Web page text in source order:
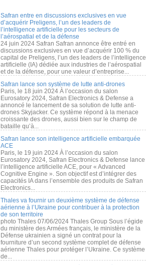
Safran entre en discussions exclusives en vue
d’acquérir Preligens, l’un des leaders de
l’intelligence artificielle pour les secteurs de
l’aérospatial et de la défense
24 juin 2024 Safran Safran annonce être entré en
discussions exclusives en vue d’acquérir 100 % du
capital de Preligens, l’un des leaders de l’intelligence
artificielle (IA) dédiée aux industries de l’aérospatial
et de la défense, pour une valeur d’entreprise...
Safran lance son système de lutte anti-drones
Paris, le 18 juin 2024 À l’occasion du salon
Eurosatory 2024, Safran Electronics & Defense a
annoncé le lancement de sa solution de lutte anti-
drones Skyjacker. Ce système répond à la menace
croissante des drones, aussi bien sur le champ de
bataille qu’à...
Safran lance son intelligence artificielle embarquée
ACE
Paris, le 19 juin 2024 À l’occasion du salon
Eurosatory 2024, Safran Electronics & Defense lance
l’intelligence artificielle ACE, pour « Advanced
Cognitive Engine ». Son objectif est d’intégrer des
capacités IA dans l’ensemble des produits de Safran
Electronics...
Thales va fournir un deuxième système de défense
aérienne à l’Ukraine pour contribuer à la protection
de son territoire
photo Thales 07/06/2024 Thales Group Sous l’égide
du ministère des Armées français, le ministère de la
Défense ukrainien a signé un contrat pour la
fourniture d’un second système complet de défense
aérienne Thales pour protéger l’Ukraine. Ce système
de...